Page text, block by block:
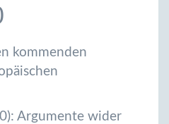
kommenden
Argumente wider